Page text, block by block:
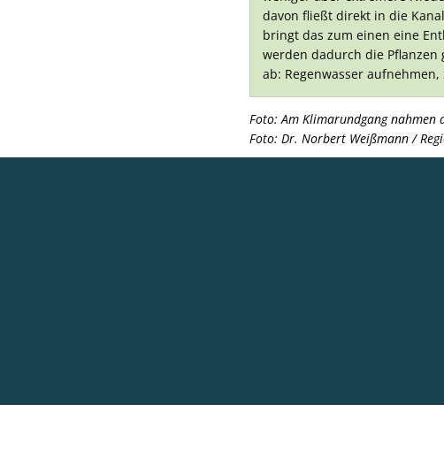
davon fließt direkt in die
bringt das zum einen eine
werden dadurch die Pflanzen
ab: Regenwasser
Foto: Am Klimarundgang nahmen
Foto: Dr. Norbert Weißmann /